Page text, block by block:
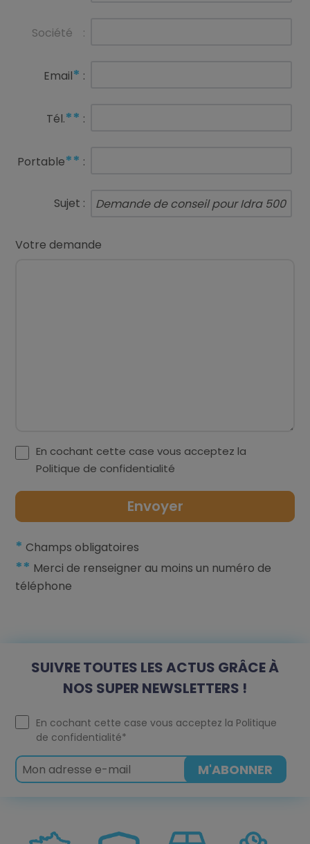
Société :
Email* :
Tél.** :
Portable** :
Sujet :
Votre demande
En cochant cette case vous acceptez la
Politique de confidentialité
* Champs obligatoires
** Merci de renseigner au moins un numéro de
téléphone
SUIVRE TOUTES LES ACTUS GRÂCE À
NOS SUPER NEWSLETTERS !
En cochant cette case vous acceptez la Politique
de confidentialité*